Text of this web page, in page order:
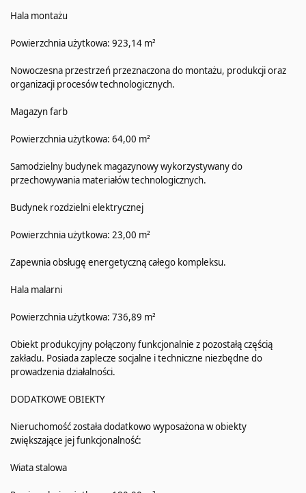
Hala montażu
Powierzchnia użytkowa: 923,14 m²
Nowoczesna przestrzeń przeznaczona do montażu, produkcji oraz
organizacji procesów technologicznych.
Magazyn farb
Powierzchnia użytkowa: 64,00 m²
Samodzielny budynek magazynowy wykorzystywany do
przechowywania materiałów technologicznych.
Budynek rozdzielni elektrycznej
Powierzchnia użytkowa: 23,00 m²
Zapewnia obsługę energetyczną całego kompleksu.
Hala malarni
Powierzchnia użytkowa: 736,89 m²
Obiekt produkcyjny połączony funkcjonalnie z pozostałą częścią
zakładu. Posiada zaplecze socjalne i techniczne niezbędne do
prowadzenia działalności.
DODATKOWE OBIEKTY
Nieruchomość została dodatkowo wyposażona w obiekty
zwiększające jej funkcjonalność:
Wiata stalowa